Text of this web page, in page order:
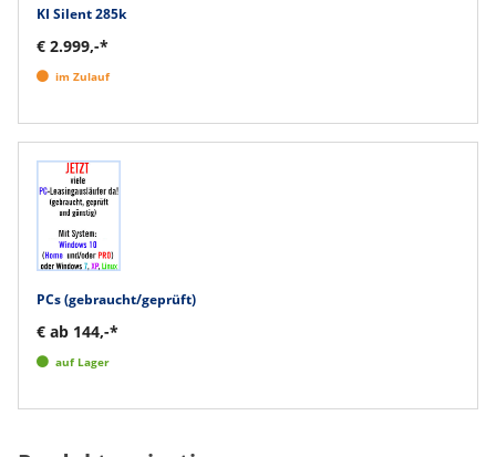
KI Silent 285k
€ 2.999,-*
im Zulauf
PCs (gebraucht/geprüft)
€ ab 144,-*
auf Lager